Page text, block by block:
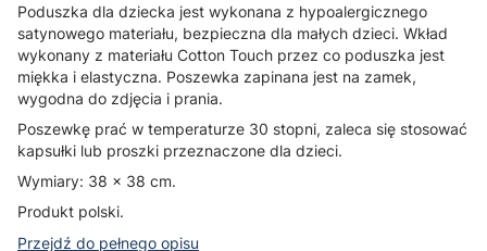
Poduszka dla dziecka jest wykonana z hypoalergicznego
satynowego materiału, bezpieczna dla małych dzieci. Wkład
wykonany z materiału Cotton Touch przez co poduszka jest
miękka i elastyczna. Poszewka zapinana jest na zamek,
wygodna do zdjęcia i prania.
Poszewkę prać w temperaturze 30 stopni, zaleca się stosować
kapsułki lub proszki przeznaczone dla dzieci.
Wymiary: 38 x 38 cm.
Produkt polski.
Przejdź do pełnego opisu